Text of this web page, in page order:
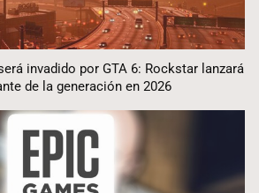
invadido por GTA 6: Rockstar lanzará
de la generación en 2026